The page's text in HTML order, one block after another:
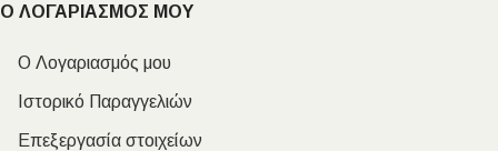
Ο ΛΟΓΑΡΙΑΣΜΟΣ ΜΟΥ
Ο Λογαριασμός μου
Ιστορικό Παραγγελιών
Επεξεργασία στοιχείων